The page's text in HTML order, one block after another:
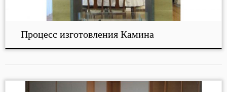
Процесс изготовления Камина